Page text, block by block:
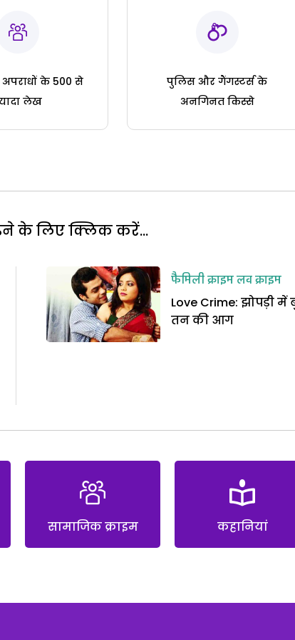
के 500 से
लेख
पुलिस और गैंगस्टर्स के
अनगिनत किस्से
के लिए क्लिक करें...
फैमिली क्राइमलव क्राइम
Love Crime: झोपड़ी में
तन की आग
सामाजिक क्राइम कहानियां